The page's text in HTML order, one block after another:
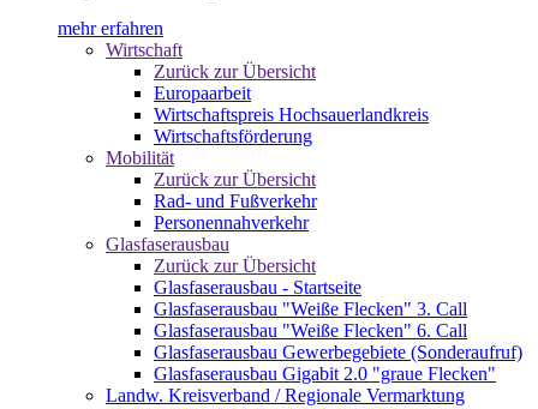
mehr erfahren
Wirtschaft
Zurück zur Übersicht
Europaarbeit
Wirtschaftspreis Hochsauerlandkreis
Wirtschaftsförderung
Mobilität
Zurück zur Übersicht
Rad- und Fußverkehr
Personennahverkehr
Glasfaserausbau
Zurück zur Übersicht
Glasfaserausbau - Startseite
Glasfaserausbau "Weiße Flecken" 3. Call
Glasfaserausbau "Weiße Flecken" 6. Call
Glasfaserausbau Gewerbegebiete (Sonderaufruf)
Glasfaserausbau Gigabit 2.0 "graue Flecken"
Landw. Kreisverband / Regionale Vermarktung